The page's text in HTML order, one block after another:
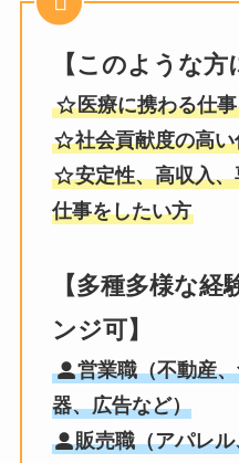
【このような方
医療に携わる仕
社会貢献度の高
安定性、高収入
仕事をしたい方
【多種多様な
ンジ可】
営業職（不動産
器、広告など）
販売職（アパレ